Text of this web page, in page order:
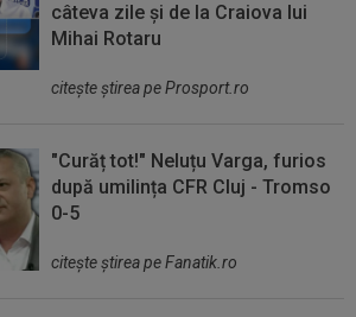
câteva zile și de la Craiova lui
Mihai Rotaru
citeşte ştirea pe Prosport.ro
"Curăț tot!" Neluțu Varga, furios
după umilința CFR Cluj - Tromso
0-5
citeşte ştirea pe Fanatik.ro